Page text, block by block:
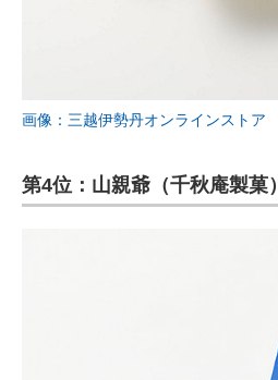
画像：三越伊勢丹オンラインストア
第4位：山親爺（千秋庵製菓）